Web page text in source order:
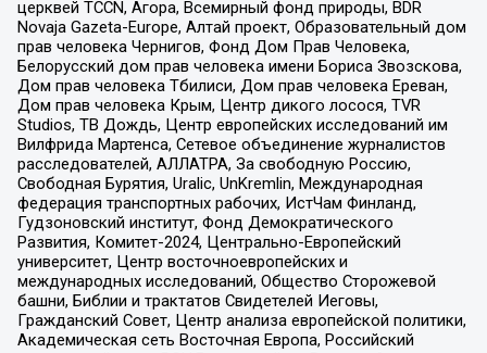
церквей TCCN, Агора, Всемирный фонд природы, BDR
Novaja Gazeta-Europe, Алтай проект, Образовательный дом
прав человека Чернигов, Фонд Дом Прав Человека,
Белорусский дом прав человека имени Бориса Звозскова,
Дом прав человека Тбилиси, Дом прав человека Ереван,
Дом прав человека Крым, Центр дикого лосося, TVR
Studios, ТВ Дождь, Центр европейских исследований им
Вилфрида Мартенса, Сетевое объединение журналистов
расследователей, АЛЛАТРА, За свободную Россию,
Свободная Бурятия, Uralic, UnKremlin, Международная
федерация транспортных рабочих, ИстЧам Финланд,
Гудзоновский институт, Фонд Демократического
Развития, Комитет-2024, Центрально-Европейский
университет, Центр восточноевропейских и
международных исследований, Общество Сторожевой
башни, Библии и трактатов Свидетелей Иеговы,
Гражданский Совет, Центр анализа европейской политики,
Академическая сеть Восточная Европа, Российский